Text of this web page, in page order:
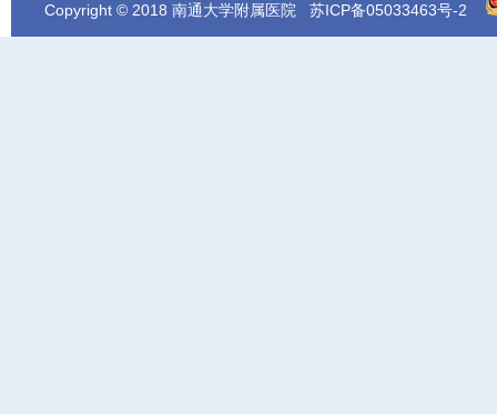
Copyright © 2018 南通大学附属医院 苏ICP备05033463号-2